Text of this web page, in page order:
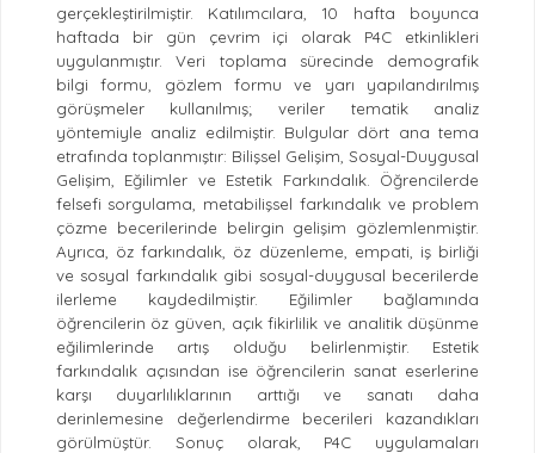
gerçekleştirilmiştir. Katılımcılara, 10 hafta boyunca
haftada bir gün çevrim içi olarak P4C etkinlikleri
uygulanmıştır. Veri toplama sürecinde demografik
bilgi formu, gözlem formu ve yarı yapılandırılmış
görüşmeler kullanılmış; veriler tematik analiz
yöntemiyle analiz edilmiştir. Bulgular dört ana tema
etrafında toplanmıştır: Bilişsel Gelişim ,Sosyal-Duygusal
Gelişim
Eğilimler ve Estetik Farkındalık. Öğrencilerde
felsefi sorgulama, metabilişsel farkındalık ve problem
çözme becerilerinde belirgin gelişim gözlemlenmiştir.
Ayrıca, öz farkındalık, öz düzenleme, empati, iş birliği
ve sosyal farkındalık gibi sosyal-duygusal becerilerde
ilerleme kaydedilmiştir. Eğilimler bağlamında
öğrencilerin öz güven, açık fikirlilik ve analitik düşünme
eğilimlerinde artış olduğu belirlenmiştir. Estetik
farkındalık açısından ise öğrencilerin sanat eserlerine
karşı duyarlılıklarının arttığı ve sanatı daha
derinlemesine değerlendirme becerileri kazandıkları
görülmüştür. Sonuç olarak, P4C uygulamaları